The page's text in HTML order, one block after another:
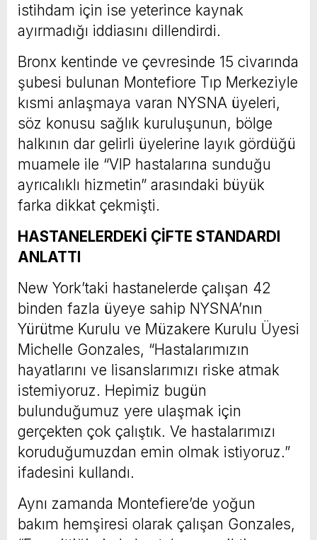
istihdam için ise yeterince kaynak
ayırmadığı iddiasını dillendirdi.
Bronx kentinde ve çevresinde 15 civarında
şubesi bulunan Montefiore Tıp Merkeziyle
kısmi anlaşmaya varan NYSNA üyeleri,
söz konusu sağlık kuruluşunun, bölge
halkının dar gelirli üyelerine layık gördüğü
muamele ile “VIP hastalarına sunduğu
ayrıcalıklı hizmetin” arasındaki büyük
farka dikkat çekmişti.
HASTANELERDEKİ ÇİFTE STANDARDI
ANLATTI
New York’taki hastanelerde çalışan 42
binden fazla üyeye sahip NYSNA’nın
Yürütme Kurulu ve Müzakere Kurulu Üyesi
Michelle Gonzales, “Hastalarımızın
hayatlarını ve lisanslarımızı riske atmak
istemiyoruz. Hepimiz bugün
bulunduğumuz yere ulaşmak için
gerçekten çok çalıştık. Ve hastalarımızı
koruduğumuzdan emin olmak istiyoruz.”
ifadesini kullandı.
Aynı zamanda Montefiere’de yoğun
bakım hemşiresi olarak çalışan Gonzales,